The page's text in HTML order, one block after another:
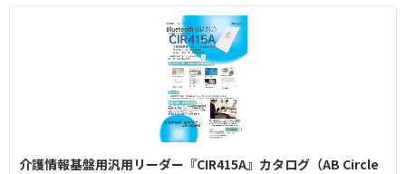
介護情報基盤用汎用リーダー『CIR415A』カタログ（AB Circle